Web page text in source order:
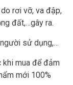
rơi vỡ, va đập,
đất,…gây ra.
sử dụng,…
khi mua để đảm
mới 100%